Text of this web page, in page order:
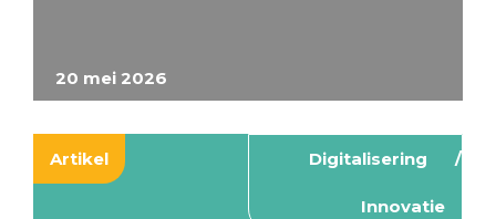
20 mei 2026
Artikel Digitalisering
Innovatie